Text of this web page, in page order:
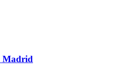
Madrid